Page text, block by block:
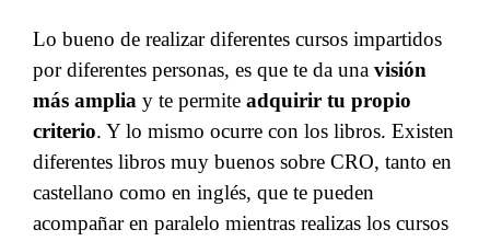
Lo bueno de realizar diferentes cursos impartidos
por diferentes personas, es que te da una visión
más amplia y te permite adquirir tu propio
criterio. Y lo mismo ocurre con los libros. Existen
diferentes libros muy buenos sobre CRO, tanto en
castellano como en inglés, que te pueden
acompañar en paralelo mientras realizas los cursos